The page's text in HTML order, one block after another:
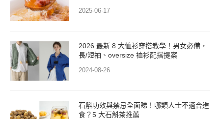
2025-06-17
2026 最新 8 大恤衫穿搭教學！男女必備，
長/短袖、oversize 裇衫配搭提案
2024-08-26
石斛功效與禁忌全面睇！哪類人士不適合進
食？5 大石斛茶推薦